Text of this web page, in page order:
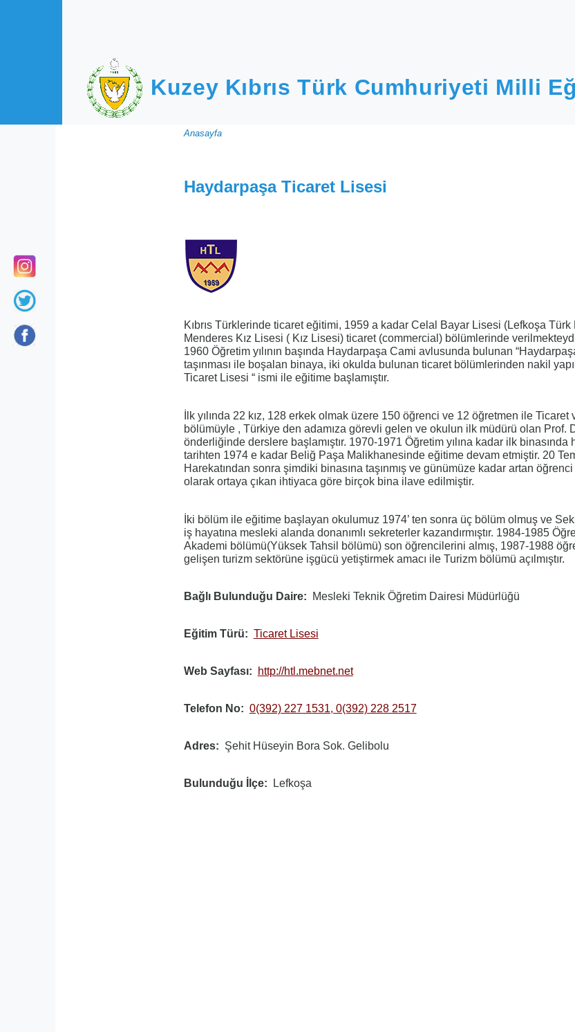
Kuzey Kıbrıs Türk Cumhuriyeti Milli
Sayfa
yolu
Anasayfa
Haydarpaşa Ticaret Lisesi
Kıbrıs Türklerinde ticaret eğitimi, 1959 a kadar Celal Bayar Lisesi (Lefkoşa
Menderes Kız Lisesi ( Kız Lisesi) ticaret (commercial) bölümlerinde
1960 Öğretim yılının başında Haydarpaşa Cami avlusunda bulunan
taşınması ile boşalan binaya, iki okulda bulunan ticaret bölümlerinden nakil
Ticaret Lisesi “ ismi ile eğitime başlamıştır.
İlk yılında 22 kız, 128 erkek olmak üzere 150 öğrenci ve 12 öğretmen ile Ticaret
bölümüyle , Türkiye den adamıza görevli gelen ve okulun ilk müdürü olan Prof.
önderliğinde derslere başlamıştır. 1970-1971 Öğretim yılına kadar ilk binasında
tarihten 1974 e kadar Beliğ Paşa Malikhanesinde eğitime devam etmiştir. 20
Harekatından sonra şimdiki binasına taşınmış ve günümüze kadar artan öğrenci
olarak ortaya çıkan ihtiyaca göre birçok bina ilave edilmiştir.
İki bölüm ile eğitime başlayan okulumuz 1974’ ten sonra üç bölüm olmuş ve
iş hayatına mesleki alanda donanımlı sekreterler kazandırmıştır. 1984-1985
Akademi bölümü(Yüksek Tahsil bölümü) son öğrencilerini almış, 1987-1988
gelişen turizm sektörüne işgücü yetiştirmek amacı ile Turizm bölümü açılmıştır.
Bağlı Bulunduğu Daire Mesleki Teknik Öğretim Dairesi Müdürlüğü
Eğitim Türü Ticaret Lisesi
Web Sayfası http://htl.mebnet.net
Telefon No 0(392) 227 1531, 0(392) 228 2517
Adres Şehit Hüseyin Bora Sok. Gelibolu
Bulunduğu İlçe Lefkoşa